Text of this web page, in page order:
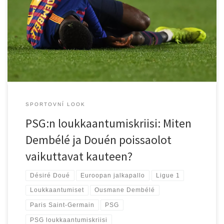
ja tähtää Euroopan mestaruuksiin, kohtaa nyt merkittävän
loukkaantumiskriisin. Ousmane Dembélé ja Désiré Doué, kaksi
avainpelaajaa, ovat sivussa kansainvälisten otteluiden
seurauksena, mikä herättää kysymyksiä joukkueen suorituskyvystä
lähikuukausina. Tässä blogissa tarkastelemme yksityiskohtaisesti
loukkaantumisia, niiden vaikutusta […]
SPORTOVNÍ LOOK
PSG:n loukkaantumiskriisi: Miten
Dembélé ja Douén poissaolot
vaikuttavat kauteen?
Désiré Doué Euroopan jalkapallo Ligue 1
Loukkaantumiset Ousmane Dembélé
Paris Saint-Germain PSG
PSG loukkaantumiskriisi